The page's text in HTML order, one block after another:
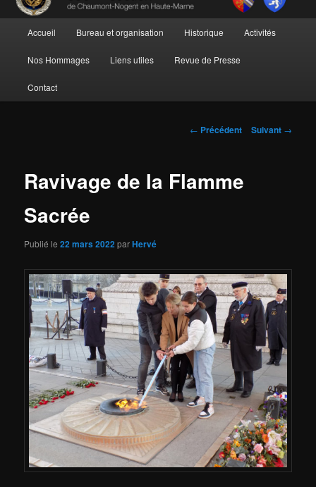
principal
Accueil Bureau et organisation Historique Activités
Nos Hommages Liens utiles Revue de Presse
Contact
Navigation
← Précédent Suivant →
Ravivage de la Flamme
Sacrée
Publié le22 mars 2022parHervé